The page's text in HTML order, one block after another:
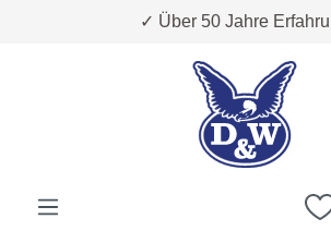
Zum Hauptinhalt springen
✓ Über 50 Jahre